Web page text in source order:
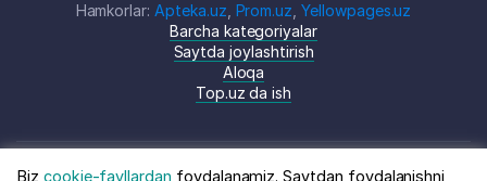
Hamkorlar: Apteka.uz Prom.uz ,Yellowpages.uz
Barcha kategoriyalar
Saytda joylashtirish
Aloqa
Top.uz da ish
Biz cookie-fayllardan foydalanamiz. Saytdan foydalanishni